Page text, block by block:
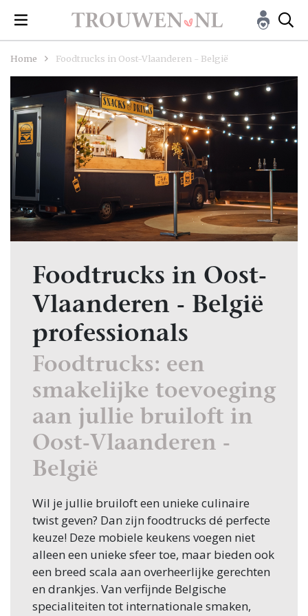
Home Foodtrucks in Oost-Vlaanderen - België
Foodtrucks in Oost-
Vlaanderen - België
professionals
Foodtrucks: een
smakelijke toevoeging
aan jullie bruiloft in
Oost-Vlaanderen -
België
Wil je jullie bruiloft een unieke culinaire
twist geven? Dan zijn foodtrucks dé perfecte
keuze! Deze mobiele keukens voegen niet
alleen een unieke sfeer toe, maar bieden ook
een breed scala aan overheerlijke gerechten
en drankjes. Van verfijnde Belgische
specialiteiten tot internationale smaken,